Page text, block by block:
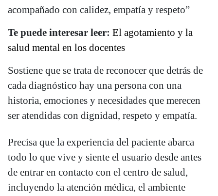
acompañado con calidez, empatía y respeto”
Te puede interesar leer: El agotamiento y la
salud mental en los docentes
Sostiene que se trata de reconocer que detrás de
cada diagnóstico hay una persona con una
historia, emociones y necesidades que merecen
ser atendidas con dignidad, respeto y empatía.
Precisa que la experiencia del paciente abarca
todo lo que vive y siente el usuario desde antes
de entrar en contacto con el centro de salud,
incluyendo la atención médica, el ambiente